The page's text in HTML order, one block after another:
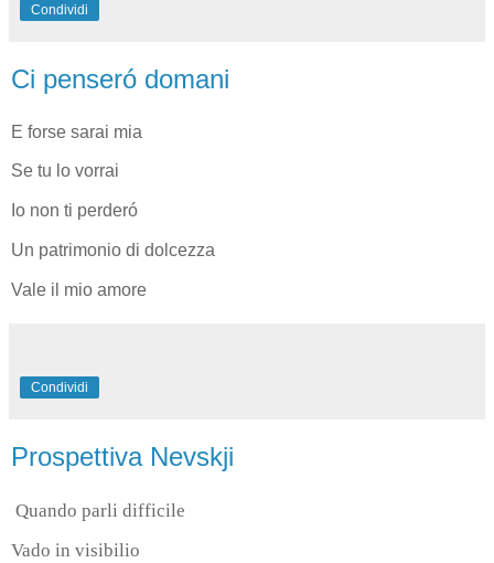
Condividi
Ci penseró domani
E forse sarai mia
Se tu lo vorrai
Io non ti perderó
Un patrimonio di dolcezza
Vale il mio amore
Condividi
Prospettiva Nevskji
Quando parli difficile
Vado in visibilio